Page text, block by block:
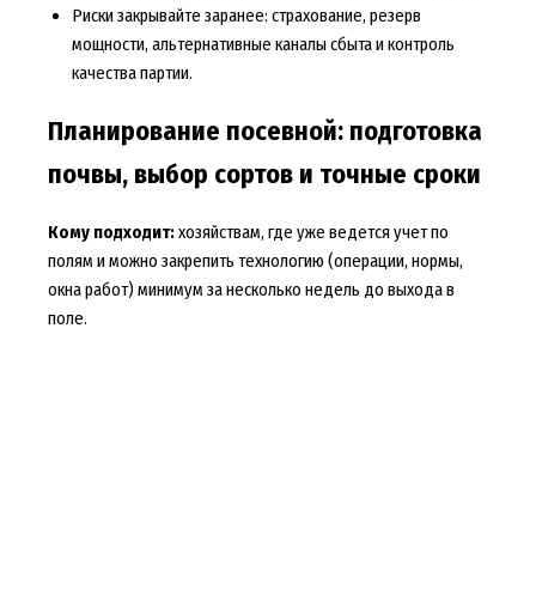
Риски закрывайте заранее: страхование, резерв
мощности, альтернативные каналы сбыта и контроль
качества партии.
Планирование посевной: подготовка
почвы, выбор сортов и точные сроки
Кому подходит:хозяйствам, где уже ведется учет по
полям и можно закрепить технологию (операции, нормы,
окна работ) минимум за несколько недель до выхода в
поле.